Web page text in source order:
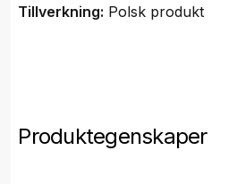
Tillverkning: Polsk produkt
Produktegenskaper